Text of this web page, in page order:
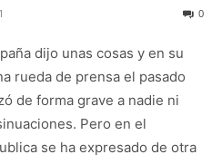
0
dijo unas cosas y en su
rueda de prensa el pasado
de forma grave a nadie ni
Pero en el
se ha expresado de otra